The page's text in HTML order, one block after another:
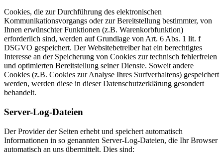
Cookies, die zur Durchführung des elektronischen
Kommunikationsvorgangs oder zur Bereitstellung bestimmter, von
Ihnen erwünschter Funktionen (z.B. Warenkorbfunktion)
erforderlich sind, werden auf Grundlage von Art. 6 Abs. 1 lit. f
DSGVO gespeichert. Der Websitebetreiber hat ein berechtigtes
Interesse an der Speicherung von Cookies zur technisch fehlerfreien
und optimierten Bereitstellung seiner Dienste. Soweit andere
Cookies (z.B. Cookies zur Analyse Ihres Surfverhaltens) gespeichert
werden, werden diese in dieser Datenschutzerklärung gesondert
behandelt.
Server-Log-Dateien
Der Provider der Seiten erhebt und speichert automatisch
Informationen in so genannten Server-Log-Dateien, die Ihr Browser
automatisch an uns übermittelt. Dies sind: